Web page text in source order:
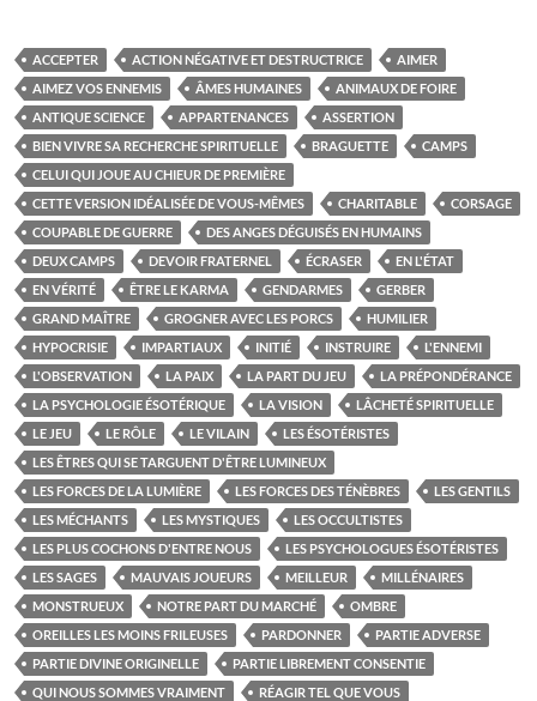
ACCEPTER ACTION NÉGATIVE ET DESTRUCTRICE
AIMER
AIMEZ VOS ENNEMIS
ÂMES HUMAINES
ANIMAUX DE FOIRE
ANTIQUE SCIENCE
APPARTENANCES
ASSERTION
BIEN VIVRE SA RECHERCHE SPIRITUELLE
BRAGUETTE
CAMPS
CELUI QUI JOUE AU CHIEUR DE PREMIÈRE
CETTE VERSION IDÉALISÉE DE VOUS-MÊMES
CHARITABLE
CORSAGE
COUPABLE DE GUERRE
DES ANGES DÉGUISÉS EN HUMAINS
DEUX CAMPS
DEVOIR FRATERNEL ÉCRASER
EN L'ÉTAT
EN VÉRITÉ
ÊTRE LE KARMA GENDARMES
GERBER
GRAND MAÎTRE
GROGNER AVEC LES PORCS
HUMILIER
HYPOCRISIE
IMPARTIAUX INITIÉ INSTRUIRE
L'ENNEMI
L'OBSERVATION
LA PAIX LA PART DU JEU
LA PRÉPONDÉRANCE
LA PSYCHOLOGIE ÉSOTÉRIQUE
LA VISION
LÂCHETÉ SPIRITUELLE
LE JEU
LE RÔLE LE VILAIN
LES ÉSOTÉRISTES
LES ÊTRES QUI SE TARGUENT D'ÊTRE LUMINEUX
LES FORCES DE LA LUMIÈRE
LES FORCES DES TÉNÈBRES
LES GENTILS
LES MÉCHANTS
LES MYSTIQUES
LES OCCULTISTES
LES PLUS COCHONS D'ENTRE NOUS
LES PSYCHOLOGUES ÉSOTÉRISTES
LES SAGES
MAUVAIS JOUEURS MEILLEUR
MILLÉNAIRES
MONSTRUEUX
NOTRE PART DU MARCHÉ
OMBRE
OREILLES LES MOINS FRILEUSES
PARDONNER
PARTIE ADVERSE
PARTIE DIVINE ORIGINELLE
PARTIE LIBREMENT CONSENTIE
QUI NOUS SOMMES VRAIMENT
RÉAGIR TEL QUE VOUS